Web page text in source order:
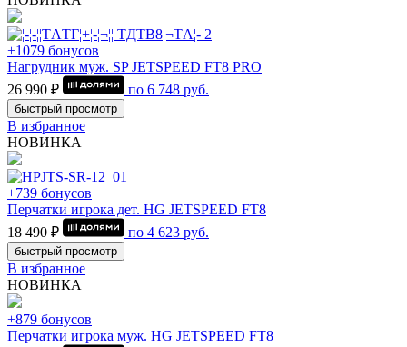
+1079 бонусов
Нагрудник муж. SP JETSPEED FT8 PRO
26 990 ₽
по 6 748 руб.
быстрый просмотр
В избранное
НОВИНКА
+739 бонусов
Перчатки игрока дет. HG JETSPEED FT8
18 490 ₽
по 4 623 руб.
быстрый просмотр
В избранное
НОВИНКА
+879 бонусов
Перчатки игрока муж. HG JETSPEED FT8